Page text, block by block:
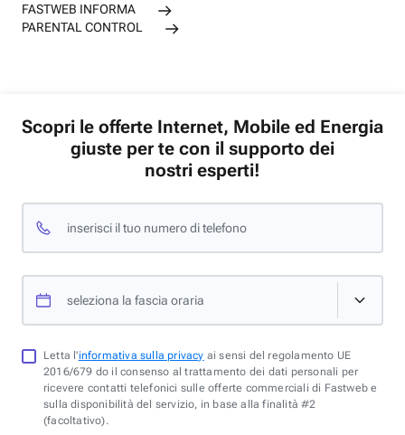
FASTWEB INFORMA
PARENTAL CONTROL
Scopri le offerte Internet, Mobile ed Energia
giuste per te con il supporto dei
nostri esperti!
inserisci il tuo numero di telefono
seleziona la fascia oraria
Letta l'informativa sulla privacy ai sensi del regolamento UE
2016/679 do il consenso al trattamento dei dati personali per
ricevere contatti telefonici sulle offerte commerciali di Fastweb e
sulla disponibilità del servizio, in base alla finalità #2
(facoltativo).